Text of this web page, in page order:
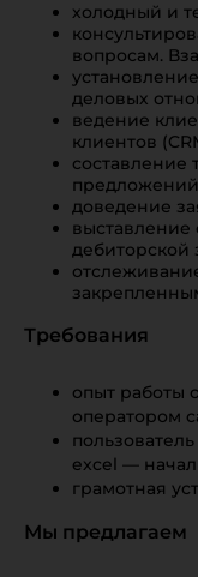
холодный и
вопросам.
деловых
ведение
клиентов
составление
предложений
доведение
выставление
дебиторской
Требования
опыт работы
оператором
excel —
грамотная
Мы предлагаем